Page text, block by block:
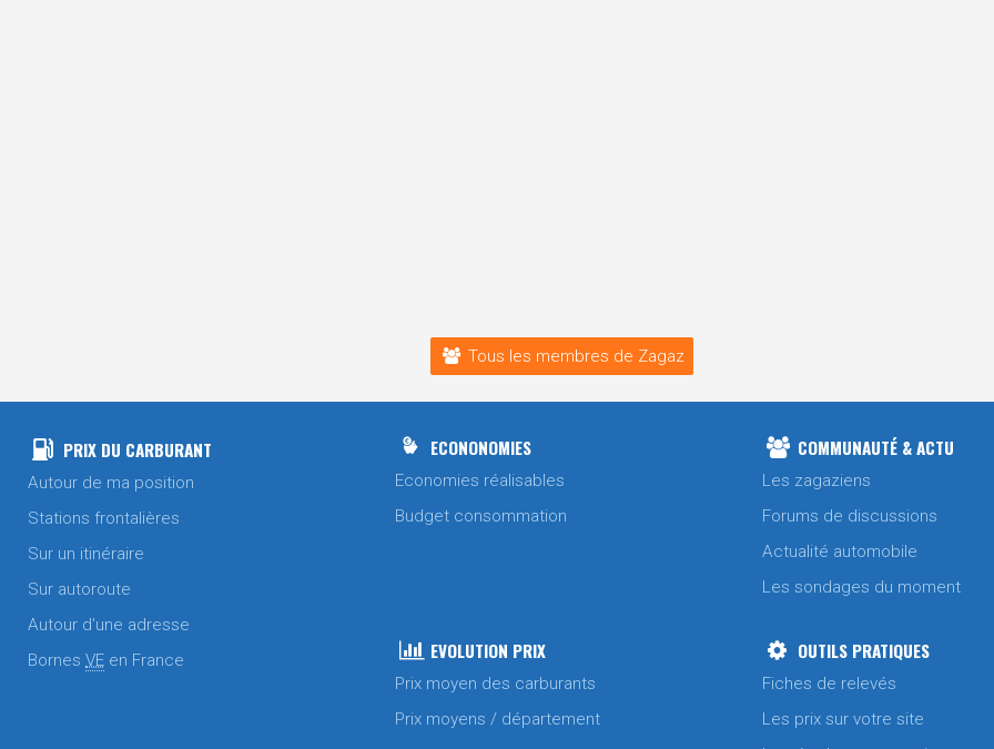
Tous les membres de Zagaz
PRIX DU CARBURANT
Autour de ma position
Stations frontalières
Sur un itinéraire
Sur autoroute
Autour d'une adresse
Bornes VE en France
ECONONOMIES
Economies réalisables
Budget consommation
COMMUNAUTÉ & ACTU
Les zagaziens
Forums de discussions
Actualité automobile
Les sondages du moment
EVOLUTION PRIX
Prix moyen des carburants
Prix moyens / département
OUTILS PRATIQUES
Fiches de relevés
Les prix sur votre site